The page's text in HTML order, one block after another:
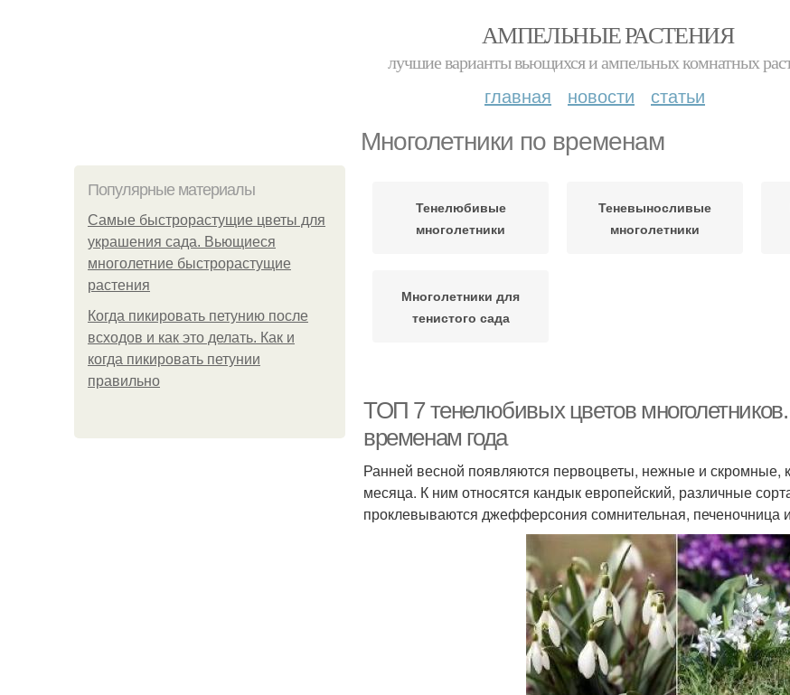
АМПЕЛЬНЫЕ РАСТЕНИЯ
лучшие варианты вьющихся и ампельных комнатных
главная новости статьи
Многолетники по временам
Популярные материалы
Самые быстрорастущие цветы для
украшения сада. Вьющиеся
многолетние быстрорастущие
растения
Когда пикировать петунию после
всходов и как это делать. Как и
когда пикировать петунии
правильно
Тенелюбивые
многолетники
Теневыносливые
многолетники
Многолетники для
тенистого сада
ТОП 7 тенелюбивых цветов
временам года
Ранней весной появляются первоцветы, нежные и скромные,
месяца. К ним относятся кандык европейский, различные
проклевываются джефферсония сомнительная, печеночница